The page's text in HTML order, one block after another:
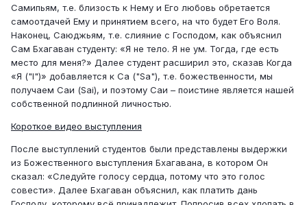
Самипьям, т.е. близость к Нему и Его любовь обретается
самоотдачей Ему и принятием всего, на что будет Его Воля.
Наконец, Саюджьям, т.е. слияние с Господом, как объяснил
Сам Бхагаван студенту: «Я не тело. Я не ум. Тогда, где есть
место для меня?» Далее студент расширил это, сказав Когда
«Я ("I")» добавляется к Са ("Sa"), т.е. божественности, мы
получаем Саи (Sai), и поэтому Саи – поистине является нашей
собственной подлинной личностью.
Короткое видео выступления
После выступлений студентов были представлены выдержки
из Божественного выступления Бхагавана, в котором Он
сказал: «Следуйте голосу сердца, потому что это голос
совести». Далее Бхагаван объяснил, как платить дань